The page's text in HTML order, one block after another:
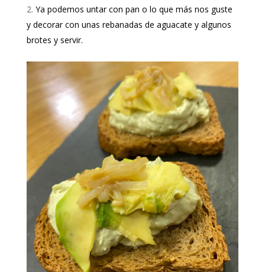
Ya podemos untar con pan o lo que más nos guste
y decorar con unas rebanadas de aguacate y algunos
brotes y servir.